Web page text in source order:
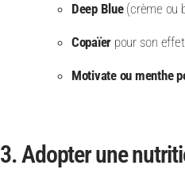
Deep Blue(crème ou
Copaïer pour son
Motivate ou menthe
3. Adopter une